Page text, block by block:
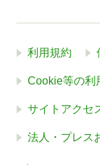
利用規約
Cookie等の利
サイトアクセ
法人・プレス